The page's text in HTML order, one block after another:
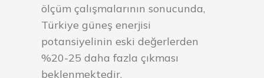
ölçüm çalışmalarının sonucunda,
Türkiye güneş enerjisi
potansiyelinin eski değerlerden
%20-25 daha fazla çıkması
beklenmektedir.